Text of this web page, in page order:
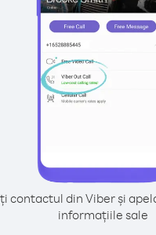
contactul din Viber și
informațiile sale